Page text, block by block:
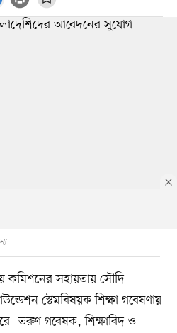
কমিশনের সহায়তায় সৌদি
স্টেমবিষয়ক শিক্ষা গবেষণায়
তরুণ গবেষক, শিক্ষাবিদ ও